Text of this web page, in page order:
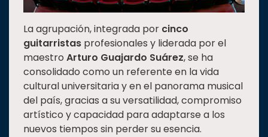
La agrupación, integrada por cinco
guitarristas profesionales y liderada por el
maestro Arturo Guajardo Suárez, se ha
consolidado como un referente en la vida
cultural universitaria y en el panorama musical
del país, gracias a su versatilidad, compromiso
artístico y capacidad para adaptarse a los
nuevos tiempos sin perder su esencia.